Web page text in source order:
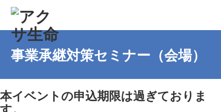
事業承継対策セミナー（会場）
本イベントの申込期限は過ぎておりま
す。